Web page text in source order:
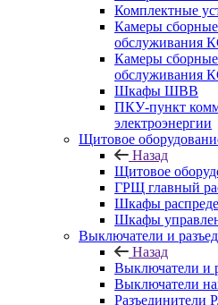
Комплектные
Камеры
обслуживания
Камеры
обслуживания
Шкафы ШВВ
ПКУ-пункт
электроэнергии
Щитовое
Назад
Щитовое
ГРЩ главный
Шкафы
Шкафы
Выключатели и
Назад
Выключатели и
Выключатели
Разъединители